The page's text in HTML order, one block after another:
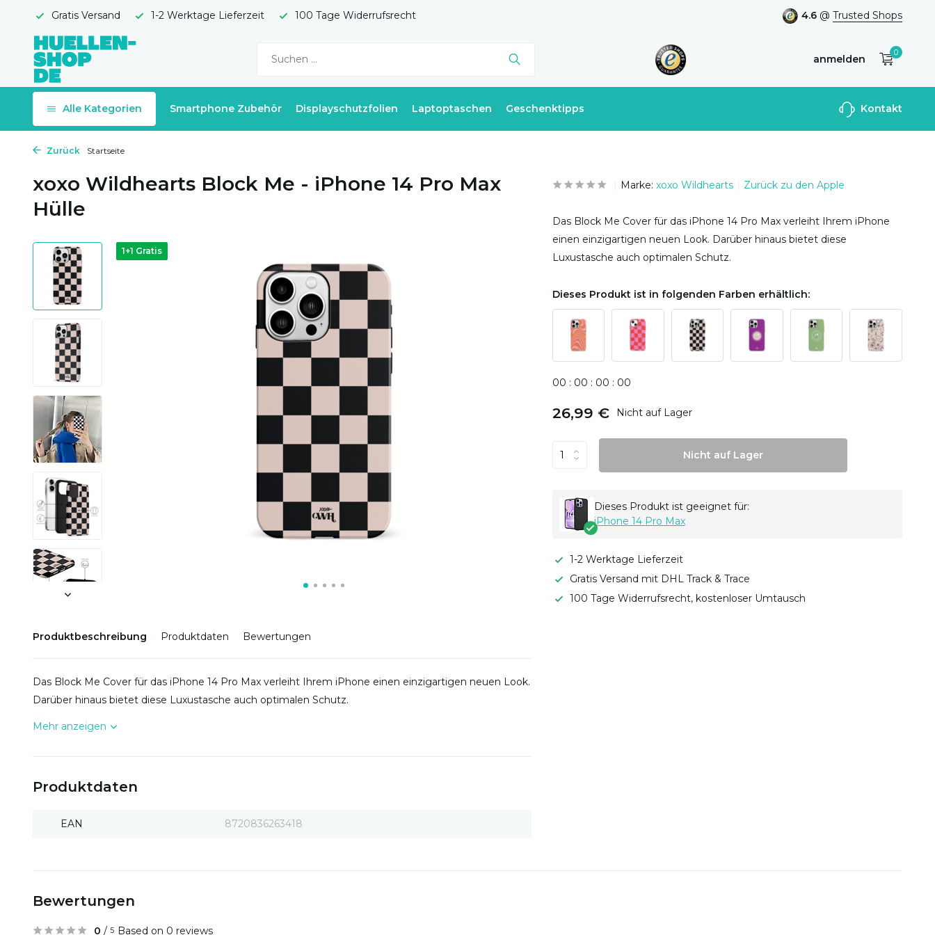
Gratis Versand 1-2 Werktage Lieferzeit 100 Tage Widerrufsrecht 4.6 @ Trusted Shops
anmelden
Benutzerkonto
0
Alle Kategorien Smartphone Zubehör Displayschutzfolien Laptoptaschen Geschenktipps Kontakt
Zurück Startseite
xoxo Wildhearts Block Me - iPhone 14 Pro Max
Hülle
1+1 Gratis
Produktbeschreibung Produktdaten Bewertungen
Das Block Me Cover für das iPhone 14 Pro Max verleiht Ihrem iPhone einen einzigartigen neuen Look.
Darüber hinaus bietet diese Luxustasche auch optimalen Schutz.
Mehr anzeigen
Produktdaten
EAN 8720836263418
Marke: xoxo Wildhearts Zurück zu den Apple
Das Block Me Cover für das iPhone 14 Pro Max verleiht Ihrem iPhone
einen einzigartigen neuen Look. Darüber hinaus bietet diese
Luxustasche auch optimalen Schutz.
Dieses Produkt ist in folgenden Farben erhältlich:
00 : 00 : 00 : 00
26,99 € Nicht auf Lager
Nicht auf Lager
Dieses Produkt ist geeignet für:
iPhone 14 Pro Max
1-2 Werktage Lieferzeit
Gratis Versand mit DHL Track & Trace
100 Tage Widerrufsrecht, kostenloser Umtausch
Bewertungen
0 / 5 Based on 0 reviews